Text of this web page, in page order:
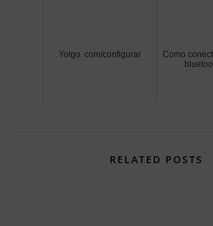
Yoigo. com/configurar
Como
RELATED POSTS